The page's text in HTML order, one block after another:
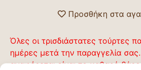
Προσθήκη στα
Όλες οι τρισδιάστατες τούρτες
ημέρες μετά την παραγγελία
αναφέρεται είναι το καθαρό